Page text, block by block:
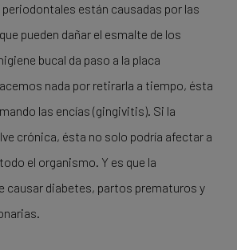
están causadas por las
pueden dañar el esmalte de los
bucal da paso a la placa
nada por retirarla a tiempo, ésta
las encías (gingivitis). Si la
crónica, ésta no solo podría afectar a
el organismo. Y es que la
causar diabetes, partos prematuros y